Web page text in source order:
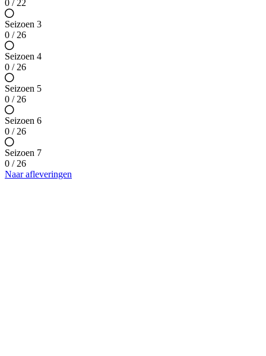
0 / 22
Seizoen 3
0 / 26
Seizoen 4
0 / 26
Seizoen 5
0 / 26
Seizoen 6
0 / 26
Seizoen 7
0 / 26
Naar afleveringen